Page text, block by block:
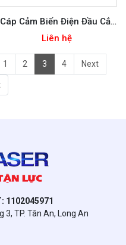
Cáp Cảm Biến Điện Đầu Cắt
WSX
Liên hệ
1 2 3 4 Next
1102045971
3, TP. Tân An, Long An